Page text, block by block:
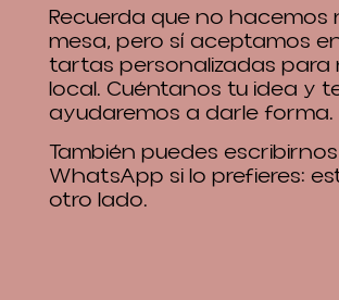
Recuerda que no hacemos
mesa, pero sí aceptamos
tartas personalizadas para
local. Cuéntanos tu idea y
ayudaremos a darle forma.
También puedes
WhatsApp si lo prefieres:
otro lado.